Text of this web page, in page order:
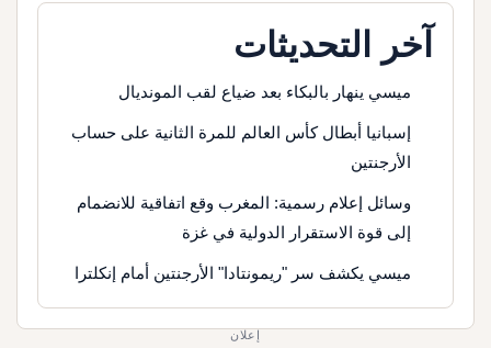
آخر التحديثات
ميسي ينهار بالبكاء بعد ضياع لقب المونديال
إسبانيا أبطال كأس العالم للمرة الثانية على حساب
الأرجنتين
وسائل إعلام رسمية: المغرب وقع اتفاقية للانضمام
إلى قوة الاستقرار الدولية في غزة
ميسي يكشف سر "ريمونتادا" الأرجنتين أمام إنكلترا
إعلان